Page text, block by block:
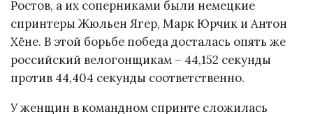
Ростов, а их соперниками были немецкие
спринтеры Жюльен Ягер, Марк Юрчик и Антон
Хёне. В этой борьбе победа досталась опять же
российский велогонщикам – 44,152 секунды
против 44,404 секунды соответственно.
У женщин в командном спринте сложилась